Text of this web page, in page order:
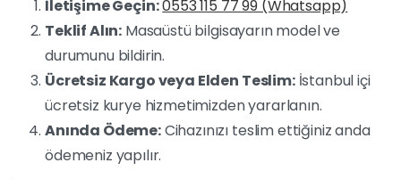
İletişime Geçin:0553 115 77 99 (Whatsapp)
Teklif Alın: Masaüstü bilgisayarın model ve
durumunu bildirin.
Ücretsiz Kargo veya Elden Teslim:İstanbul içi
ücretsiz kurye hizmetimizden yararlanın.
Anında Ödeme:Cihazınızı teslim ettiğiniz anda
ödemeniz yapılır.